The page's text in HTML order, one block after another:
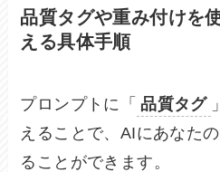
品質タグや重み付けを
える具体手順
プロンプトに「 品質タグ
えることで、AIにあなた
ることができます。